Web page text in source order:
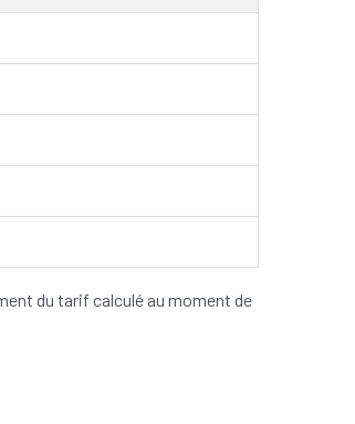
du tarif calculé au moment de